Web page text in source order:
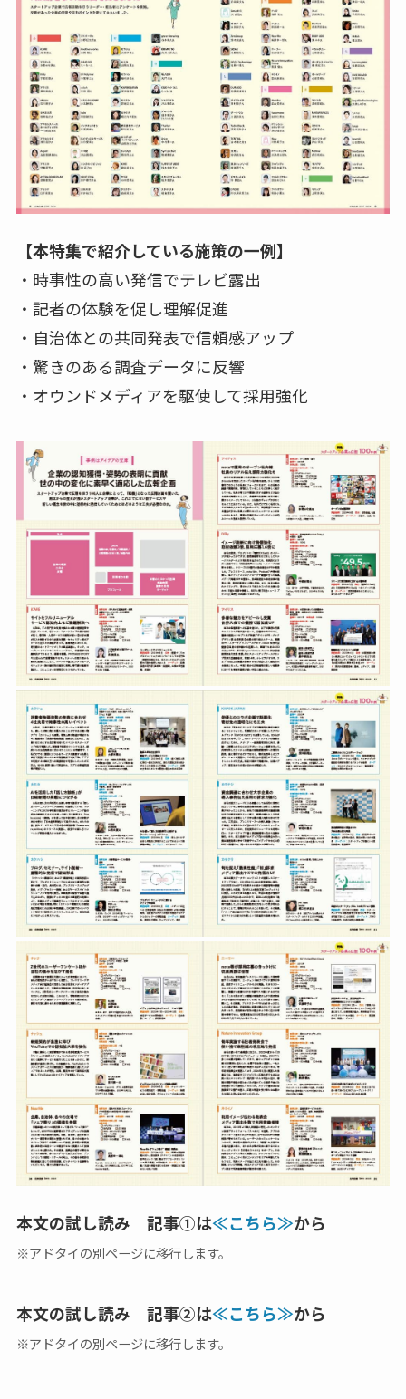
【本特集で紹介している施策の一例】
・時事性の高い発信でテレビ露出
・記者の体験を促し理解促進
・自治体との共同発表で信頼感アップ
・驚きのある調査データに反響
・オウンドメディアを駆使して採用強化
本文の試し読み 記事①は≪こちら≫から
※アドタイの別ページに移行します。
本文の試し読み 記事②は≪こちら≫から
※アドタイの別ページに移行します。